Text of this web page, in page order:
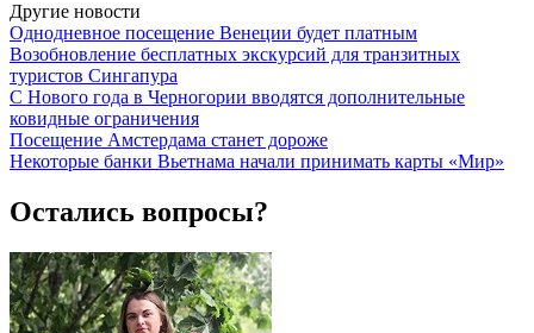
Другие новости
Однодневное посещение Венеции будет платным
Возобновление бесплатных экскурсий для транзитных
туристов Сингапура
С Нового года в Черногории вводятся дополнительные
ковидные ограничения
Посещение Амстердама станет дороже
Некоторые банки Вьетнама начали принимать карты «Мир»
Остались вопросы?